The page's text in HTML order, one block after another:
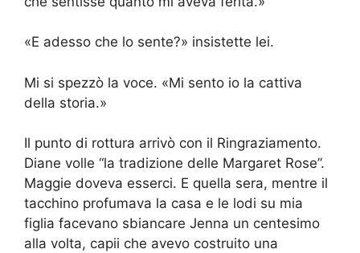
«E adesso che lo sente?» insistette lei.
Mi si spezzò la voce. «Mi sento io la cattiva
della storia.»
Il punto di rottura arrivò con il Ringraziamento.
Diane volle “la tradizione delle Margaret Rose”.
Maggie doveva esserci. E quella sera, mentre il
tacchino profumava la casa e le lodi su mia
figlia facevano sbiancare Jenna un centesimo
alla volta, capii che avevo costruito una